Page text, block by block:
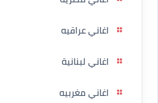
اغاني عراقيه
اغاني لبنانية
اغاني مغربيه